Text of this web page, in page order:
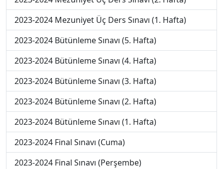
2023-2024 Mezuniyet Üç Ders Sınavı (1. Hafta)
2023-2024 Bütünleme Sınavı (5. Hafta)
2023-2024 Bütünleme Sınavı (4. Hafta)
2023-2024 Bütünleme Sınavı (3. Hafta)
2023-2024 Bütünleme Sınavı (2. Hafta)
2023-2024 Bütünleme Sınavı (1. Hafta)
2023-2024 Final Sınavı (Cuma)
2023-2024 Final Sınavı (Perşembe)